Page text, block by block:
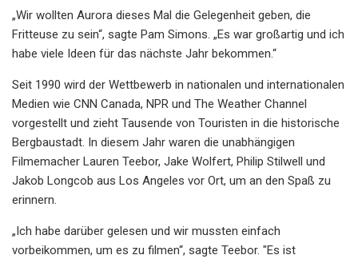
„Wir wollten Aurora dieses Mal die Gelegenheit geben, die
Fritteuse zu sein“, sagte Pam Simons. „Es war großartig und ich
habe viele Ideen für das nächste Jahr bekommen.“
Seit 1990 wird der Wettbewerb in nationalen und internationalen
Medien wie CNN Canada, NPR und The Weather Channel
vorgestellt und zieht Tausende von Touristen in die historische
Bergbaustadt. In diesem Jahr waren die unabhängigen
Filmemacher Lauren Teebor, Jake Wolfert, Philip Stilwell und
Jakob Longcob aus Los Angeles vor Ort, um an den Spaß zu
erinnern.
„Ich habe darüber gelesen und wir mussten einfach
vorbeikommen, um es zu filmen“, sagte Teebor. "Es ist